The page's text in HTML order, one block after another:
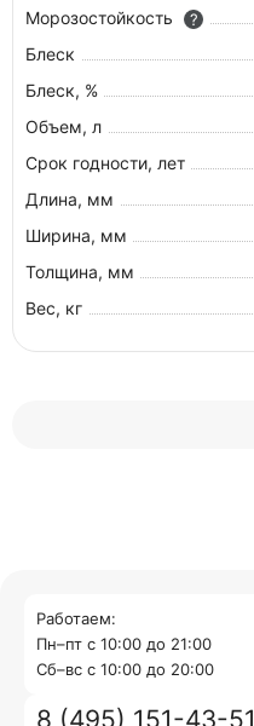
Морозостойкость
?
Блеск
Блеск, %
Объем, л
Срок годности, лет
Длина, мм
Ширина, мм
Толщина, мм
Вес, кг
Работаем:
Пн–пт с 10:00 до 21:00
Cб–вс с 10:00 до 20:00
8 (495) 151-43-51